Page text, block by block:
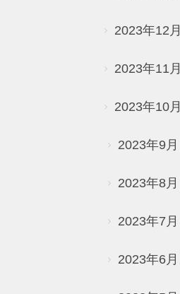
2023年12月
2023年11月
2023年10月
2023年9月
2023年8月
2023年7月
2023年6月